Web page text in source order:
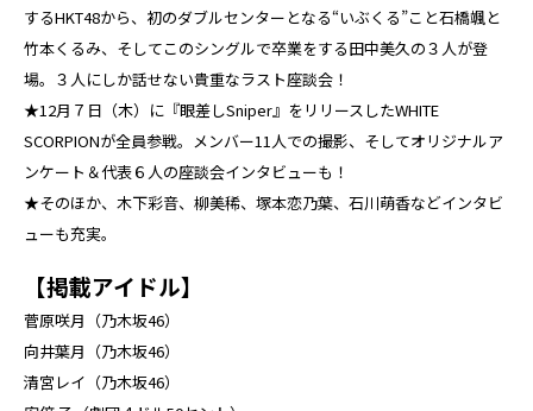
するHKT48から、初のダブルセンターとなる“いぶくる”こと石橋颯と
竹本くるみ、そしてこのシングルで卒業をする田中美久の３人が登
場。３人にしか話せない貴重なラスト座談会！
★12月７日（木）に『眼差しSniper』をリリースしたWHITE
SCORPIONが全員参戦。メンバー11人での撮影、そしてオリジナルア
ンケート＆代表６人の座談会インタビューも！
★そのほか、木下彩音、柳美稀、塚本恋乃葉、石川萌香などインタビ
ューも充実。
【掲載アイドル】
菅原咲月（乃木坂46）
向井葉月（乃木坂46）
清宮レイ（乃木坂46）